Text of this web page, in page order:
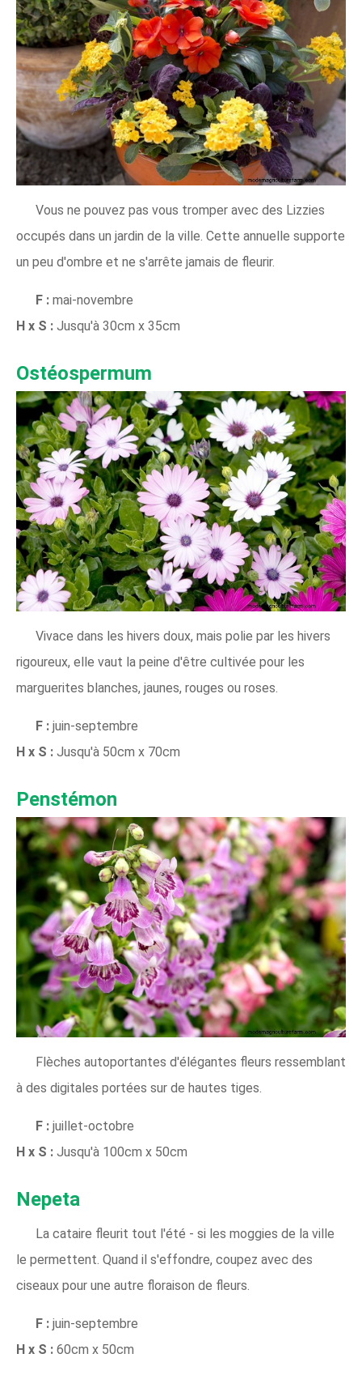
Vous ne pouvez pas vous tromper avec des Lizzies
occupés dans un jardin de la ville. Cette annuelle supporte
un peu d'ombre et ne s'arrête jamais de fleurir.
F : mai-novembre
H x S : Jusqu'à 30cm x 35cm
Ostéospermum
Vivace dans les hivers doux, mais polie par les hivers
rigoureux, elle vaut la peine d'être cultivée pour les
marguerites blanches, jaunes, rouges ou roses.
F : juin-septembre
H x S : Jusqu'à 50cm x 70cm
Penstémon
Flèches autoportantes d'élégantes fleurs ressemblant
à des digitales portées sur de hautes tiges.
F : juillet-octobre
H x S : Jusqu'à 100cm x 50cm
Nepeta
La cataire fleurit tout l'été - si les moggies de la ville
le permettent. Quand il s'effondre, coupez avec des
ciseaux pour une autre floraison de fleurs.
F : juin-septembre
H x S : 60cm x 50cm